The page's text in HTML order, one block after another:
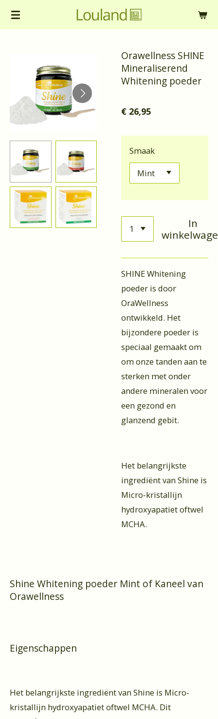
Ga
hoofdinhoud
Orawellness SHINE
Mineraliserend
Whitening poeder
€ 26,95
Smaak
In
SHINE Whitening
poeder is door
OraWellness
ontwikkeld. Het
bijzondere poeder is
speciaal gemaakt om
om onze tanden aan te
sterken met onder
andere mineralen voor
een gezond en
glanzend gebit.
Het belangrijkste
ingrediënt van Shine is
Micro-kristallijn
hydroxyapatiet oftwel
MCHA.
Shine Whitening poeder Mint of Kaneel van
Orawellness
Eigenschappen
Het belangrijkste ingrediënt van Shine is Micro-
kristallijn hydroxyapatiet oftwel MCHA. Dit